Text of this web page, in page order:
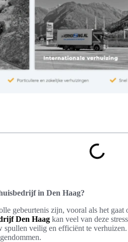
in Den Haag?
gebeurtenis zijn, vooral als het
Den Haag kan veel van deze
spullen veilig en efficiënt te